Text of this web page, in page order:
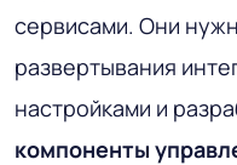
сервисами. Они
развертывания
настройками и
компоненты